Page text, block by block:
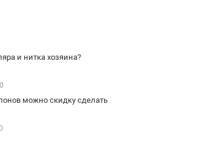
и нитка хозяина?
можно скидку сделать